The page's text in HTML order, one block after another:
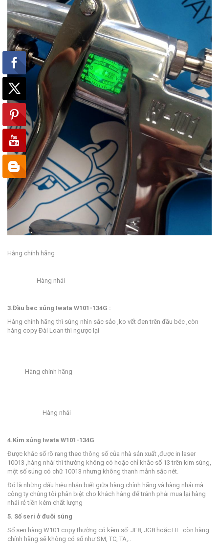
Hàng chính hãng
Hàng nhái
3.Đầu bec súng Iwata W101-134G :
Hàng chính hãng thì súng nhìn sắc sảo ,ko vết đen trên đầu béc ,còn
hàng copy Đài Loan thì ngược lại
Hàng chính hãng
Hàng nhái
4.Kim súng Iwata W101-134G
Được khắc số rõ rang theo thông số của nhà sản xuất ,được in laser
10013 ,hàng nhái thì thường không có hoặc chỉ khắc số 13 trên kim súng,
một số súng có chữ 10013 nhưng không thanh mảnh sắc nét.
Đó là những dấu hiệu nhận biết giữa hàng chính hãng và hàng nhái mà
công ty chúng tôi phân biệt cho khách hàng để tránh phải mua lại hàng
nhái rẻ tiền kém chất lượng
5. Số seri ở đuôi súng
Số seri hàng W101 copy thường có kèm số: JE8, JG8 hoặc HL còn hàng
chính hãng sẽ không có số như SM, TC, TA,..